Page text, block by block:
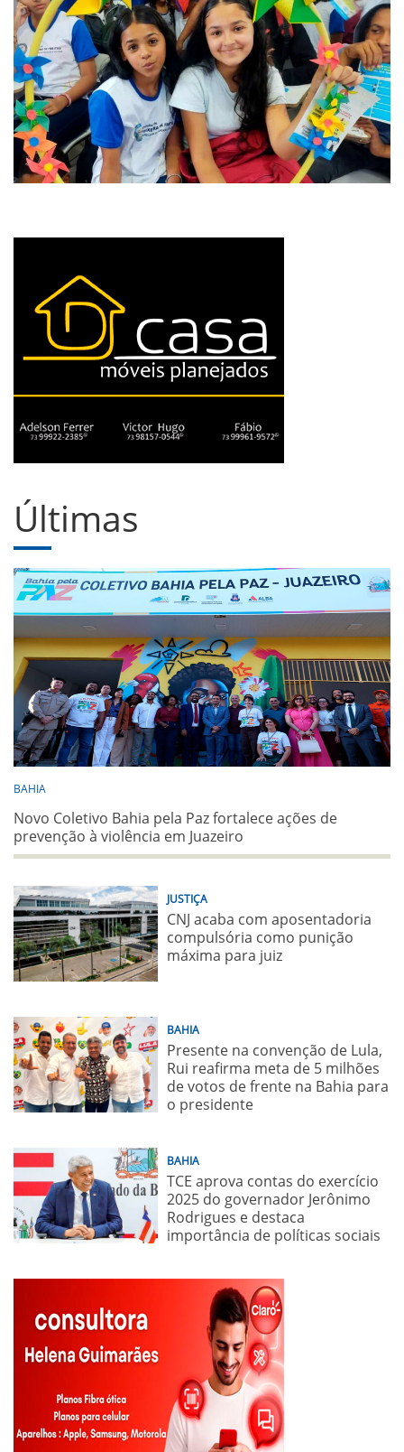
Últimas
BAHIA
Novo Coletivo Bahia pela Paz fortalece ações de
prevenção à violência em Juazeiro
JUSTIÇA
CNJ acaba com aposentadoria
compulsória como punição
máxima para juiz
BAHIA
Presente na convenção de Lula,
Rui reafirma meta de 5 milhões
de votos de frente na Bahia para
o presidente
BAHIA
TCE aprova contas do exercício
2025 do governador Jerônimo
Rodrigues e destaca
importância de políticas sociais